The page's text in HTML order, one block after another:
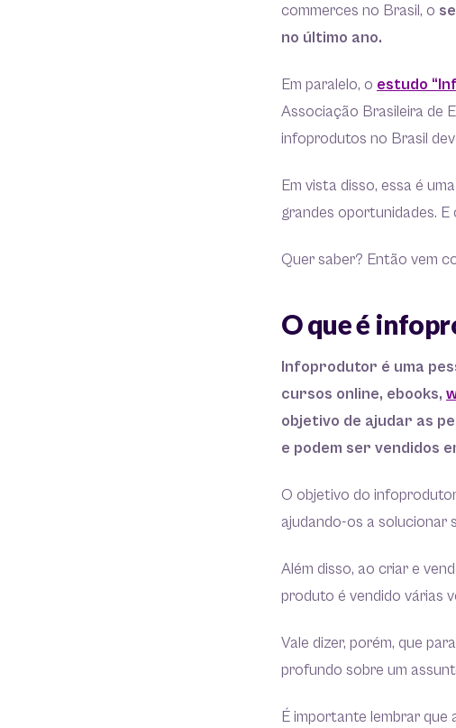
commerces no Brasil, o
no último ano.
Em paralelo, o estudo
Associação Brasileira de
infoprodutos no Brasil
Em vista disso, essa é
grandes oportunidades.
Quer saber? Então vem
O que é
Infoprodutor é uma
cursos online, ebooks,
objetivo de ajudar as
e podem ser vendidos
O objetivo do
ajudando-os a solucionar
Além disso, ao criar e
produto é vendido várias
Vale dizer, porém, que
profundo sobre um
É importante lembrar que